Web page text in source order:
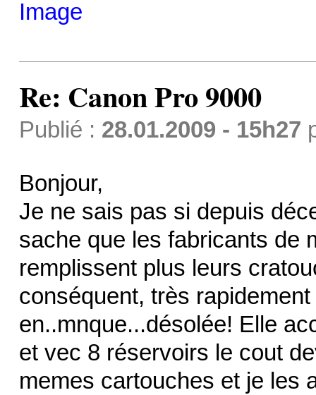
Re: Canon Pro 9000
Publié : 28.01.2009 - 15h27
Bonjour,
Je ne sais pas si depuis
sache que les fabricants de
remplissent plus leurs
conséquent, très
en..mnque...désolée! Elle
et vec 8 réservoirs le cout
memes cartouches et je les